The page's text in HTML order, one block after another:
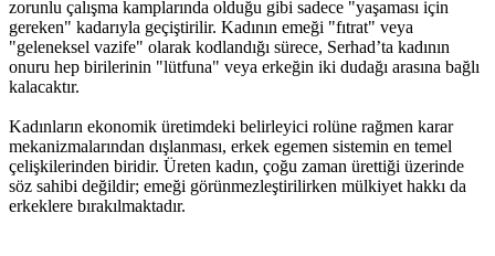
zorunlu çalışma kamplarında olduğu gibi sadece "yaşaması için
gereken" kadarıyla geçiştirilir. Kadının emeği "fıtrat" veya
"geleneksel vazife" olarak kodlandığı sürece, Serhad’ta kadının
onuru hep birilerinin "lütfuna" veya erkeğin iki dudağı arasına bağlı
kalacaktır.
Kadınların ekonomik üretimdeki belirleyici rolüne rağmen karar
mekanizmalarından dışlanması, erkek egemen sistemin en temel
çelişkilerinden biridir. Üreten kadın, çoğu zaman ürettiği üzerinde
söz sahibi değildir; emeği görünmezleştirilirken mülkiyet hakkı da
erkeklere bırakılmaktadır.